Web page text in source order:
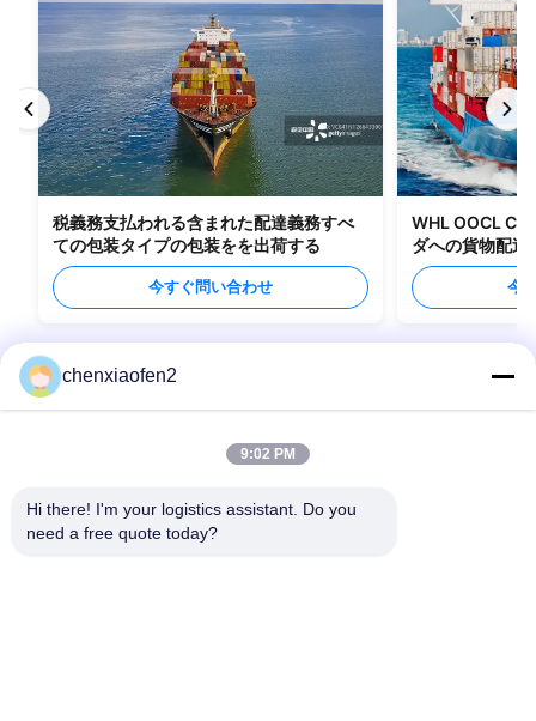
税義務支払われる含まれた配達義務すべ
ての包装タイプの包装をを出荷する
今すぐ問い合わせ
WHL OOCL
ダへの貨物配送
今
chenxiaofen2
9:02 PM
Hi there! I'm your logistics assistant. Do you
need a free quote today?